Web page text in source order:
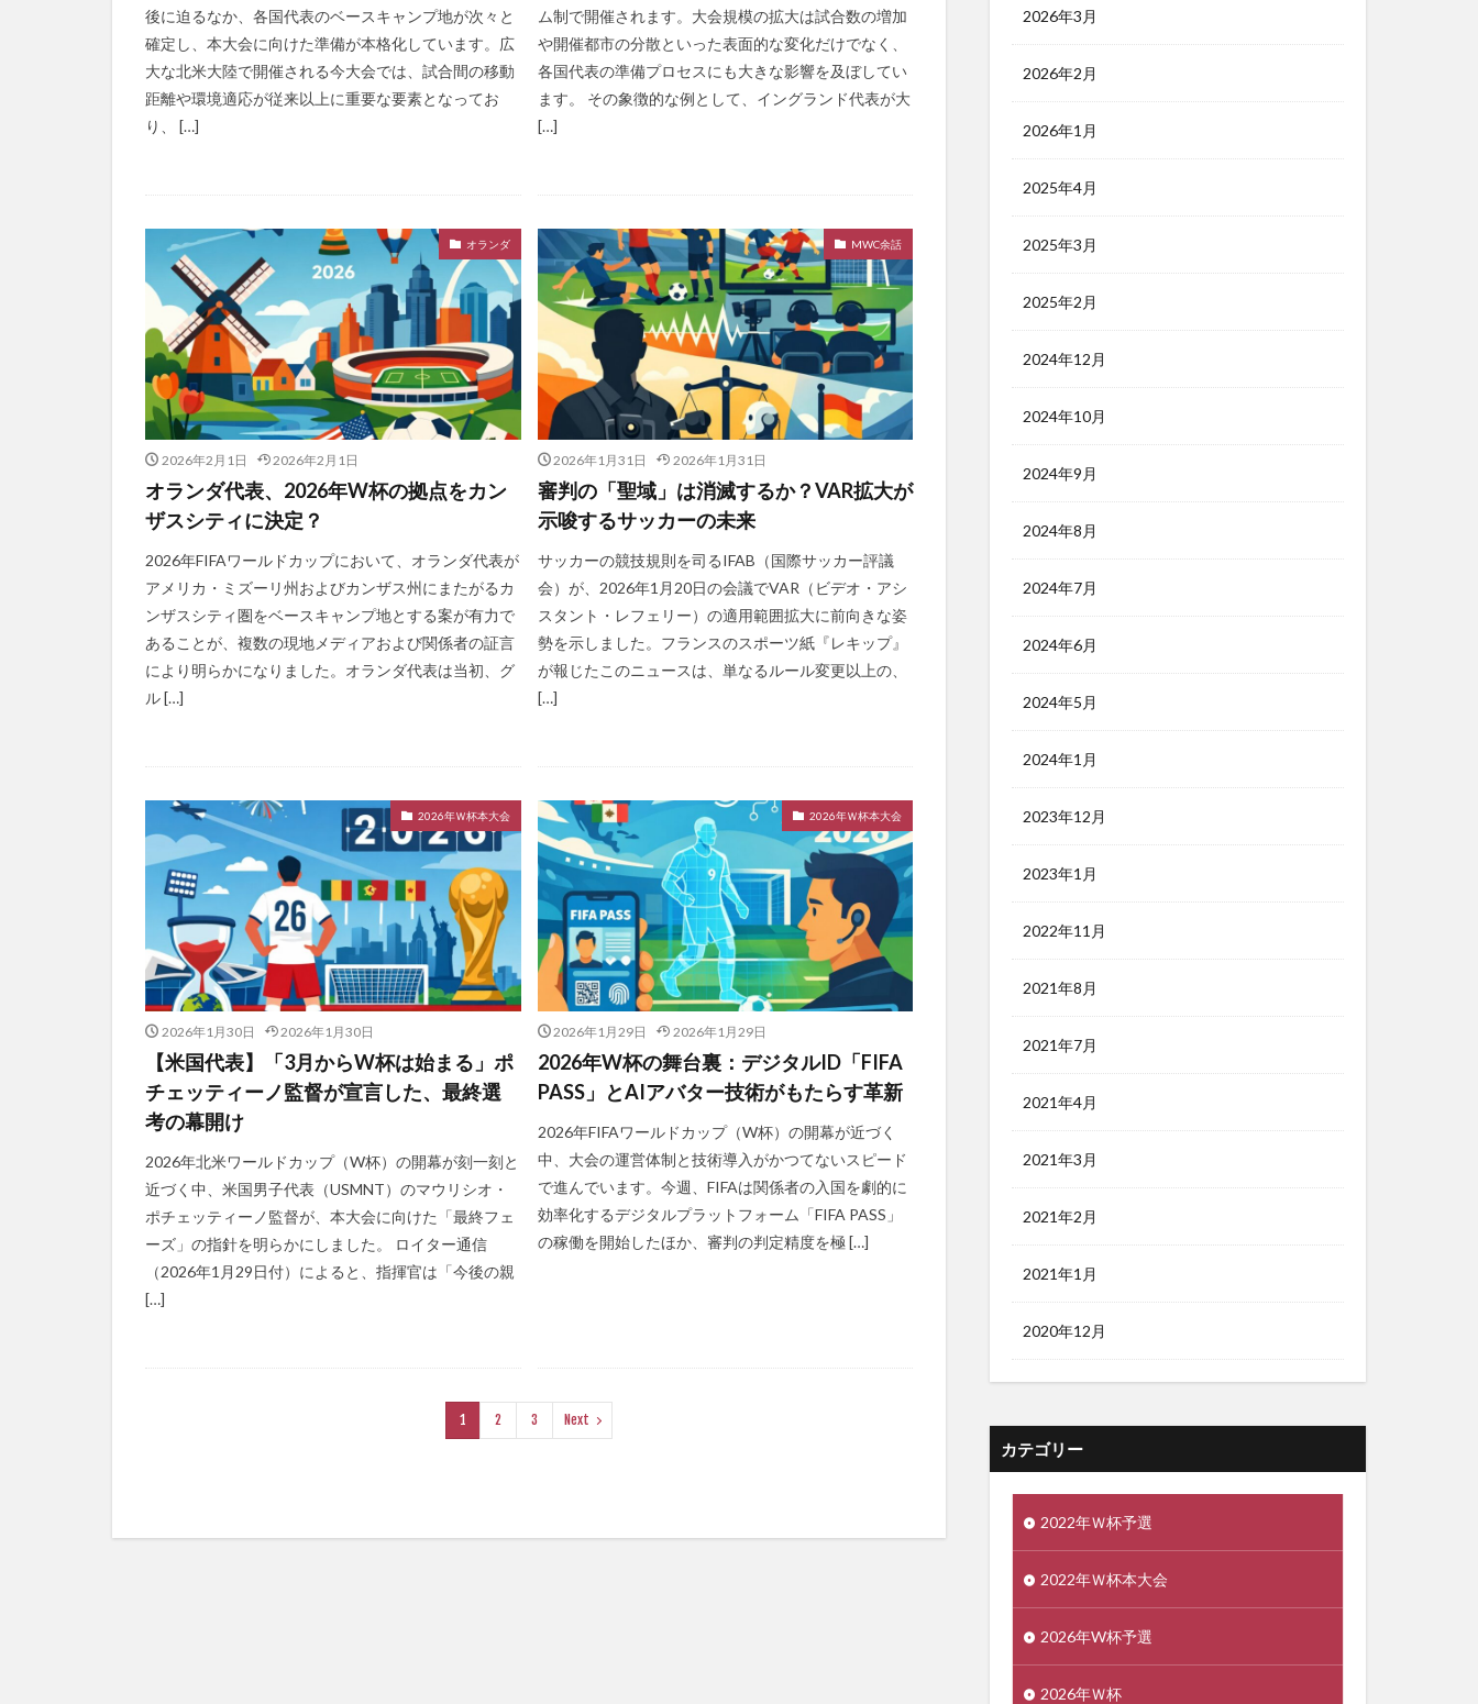
後に迫るなか、各国代表のベースキャンプ地が次々と
確定し、本大会に向けた準備が本格化しています。広
大な北米大陸で開催される今大会では、試合間の移動
距離や環境適応が従来以上に重要な要素となってお
り、 […]
ム制で開催されます。大会規模の拡大は試合数の増加
や開催都市の分散といった表面的な変化だけでなく、
各国代表の準備プロセスにも大きな影響を及ぼしてい
ます。 その象徴的な例として、イングランド代表が大
[…]
オランダ
2026年2月1日 2026年2月1日
オランダ代表、2026年W杯の拠点をカン
ザスシティに決定？
2026年FIFAワールドカップにおいて、オランダ代表が
アメリカ・ミズーリ州およびカンザス州にまたがるカ
ンザスシティ圏をベースキャンプ地とする案が有力で
あることが、複数の現地メディアおよび関係者の証言
により明らかになりました。オランダ代表は当初、グ
ル […]
MWC余話
2026年1月31日 2026年1月31日
審判の「聖域」は消滅するか？VAR拡大が
示唆するサッカーの未来
サッカーの競技規則を司るIFAB（国際サッカー評議
会）が、2026年1月20日の会議でVAR（ビデオ・アシ
スタント・レフェリー）の適用範囲拡大に前向きな姿
勢を示しました。フランスのスポーツ紙『レキップ』
が報じたこのニュースは、単なるルール変更以上の、
[…]
2026年Ｗ杯本大会
2026年1月30日 2026年1月30日
【米国代表】「3月からW杯は始まる」ポ
チェッティーノ監督が宣言した、最終選
考の幕開け
2026年北米ワールドカップ（W杯）の開幕が刻一刻と
近づく中、米国男子代表（USMNT）のマウリシオ・
ポチェッティーノ監督が、本大会に向けた「最終フェ
ーズ」の指針を明らかにしました。 ロイター通信
（2026年1月29日付）によると、指揮官は「今後の親
[…]
2026年Ｗ杯本大会
2026年1月29日 2026年1月29日
2026年W杯の舞台裏：デジタルID「FIFA
PASS」とAIアバター技術がもたらす革新
2026年FIFAワールドカップ（W杯）の開幕が近づく
中、大会の運営体制と技術導入がかつてないスピード
で進んでいます。今週、FIFAは関係者の入国を劇的に
効率化するデジタルプラットフォーム「FIFA PASS」
の稼働を開始したほか、審判の判定精度を極 […]
1 2 3 Next
2026年3月
2026年2月
2026年1月
2025年4月
2025年3月
2025年2月
2024年12月
2024年10月
2024年9月
2024年8月
2024年7月
2024年6月
2024年5月
2024年1月
2023年12月
2023年1月
2022年11月
2021年8月
2021年7月
2021年4月
2021年3月
2021年2月
2021年1月
2020年12月
カテゴリー
2022年Ｗ杯予選
2022年Ｗ杯本大会
2026年W杯予選
2026年Ｗ杯